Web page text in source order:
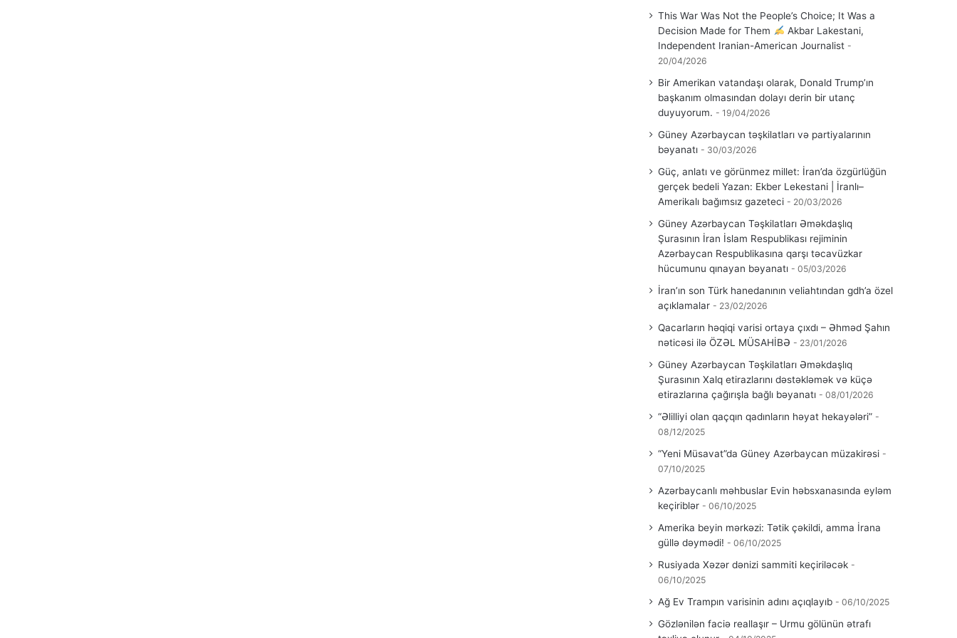
This War Was Not the People’s Choice; It Was a
Decision Made for Them
Akbar Lakestani,
Independent Iranian-American Journalist
20/04/2026
Bir Amerikan vatandaşı olarak, Donald Trump’ın
başkanım olmasından dolayı derin bir utanç
duyuyorum.
19/04/2026
Güney Azərbaycan təşkilatları və partiyalarının
bəyanatı
30/03/2026
Güç, anlatı ve görünmez millet: İran’da özgürlüğün
gerçek bedeli Yazan: Ekber Lekestani | İranlı–
Amerikalı bağımsız gazeteci
20/03/2026
Güney Azərbaycan Təşkilatları Əməkdaşlıq
Şurasının İran İslam Respublikası rejiminin
Azərbaycan Respublikasına qarşı təcavüzkar
hücumunu qınayan bəyanatı
05/03/2026
İran’ın son Türk hanedanının veliahtından gdh’a özel
açıklamalar
23/02/2026
Qacarların həqiqi varisi ortaya çıxdı – Əhməd Şahın
nəticəsi ilə ÖZƏL MÜSAHİBƏ
23/01/2026
Güney Azərbaycan Təşkilatları Əməkdaşlıq
Şurasının Xalq etirazlarını dəstəkləmək və küçə
etirazlarına çağırışla bağlı bəyanatı
08/01/2026
“Əlilliyi olan qaçqın qadınların həyat hekayələri”
08/12/2025
“Yeni Müsavat”da Güney Azərbaycan müzakirəsi
07/10/2025
Azərbaycanlı məhbuslar Evin həbsxanasında eyləm
keçiriblər
06/10/2025
Amerika beyin mərkəzi: Tətik çəkildi, amma İrana
güllə dəymədi!
06/10/2025
Rusiyada Xəzər dənizi sammiti keçiriləcək
06/10/2025
Ağ Ev Trampın varisinin adını açıqlayıb 06/10/2025
Gözlənilən faciə reallaşır – Urmu gölünün ətrafı